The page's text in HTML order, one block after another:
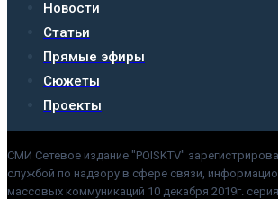
Новости
Статьи
Прямые эфиры
Сюжеты
Проекты
СМИ Сетевое издание "POISKTV"
службой по надзору в сфере связи,
массовых коммуникаций 10 декабря 2019г.